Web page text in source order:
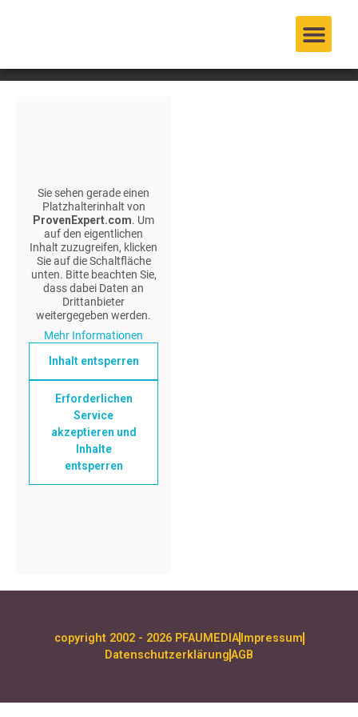
Sie sehen gerade einen
Platzhalterinhalt von
ProvenExpert.com. Um
auf den eigentlichen
Inhalt zuzugreifen, klicken
Sie auf die Schaltfläche
unten. Bitte beachten Sie,
dass dabei Daten an
Drittanbieter
weitergegeben werden.
Mehr Informationen
Inhalt entsperren
Erforderlichen
Service
akzeptieren und
Inhalte
entsperren
copyright 2002 - 2026 PFAUMEDIA Impressum
DatenschutzerklärungAGB